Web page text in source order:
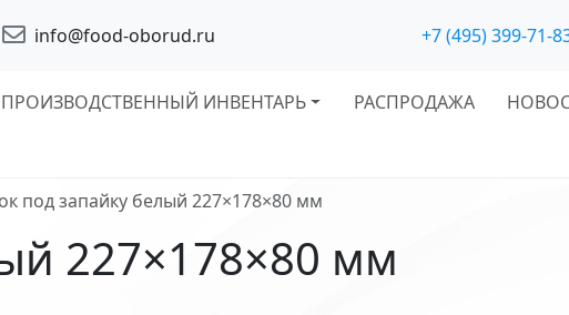
info@food-oborud.ru +7 (495) 399-71-
ПРОИЗВОДСТВЕННЫЙ ИНВЕНТАРЬ РАСПРОДАЖА
под запайку белый 227×178×80 мм
227×178×80 мм